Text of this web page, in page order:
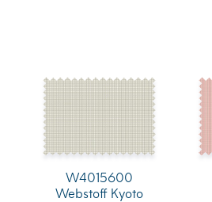
W4015600
Webstoff Kyoto